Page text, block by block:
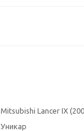
Mitsubishi Lancer IX
Уникар